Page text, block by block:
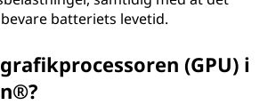
batteriets levetid.
(GPU) i